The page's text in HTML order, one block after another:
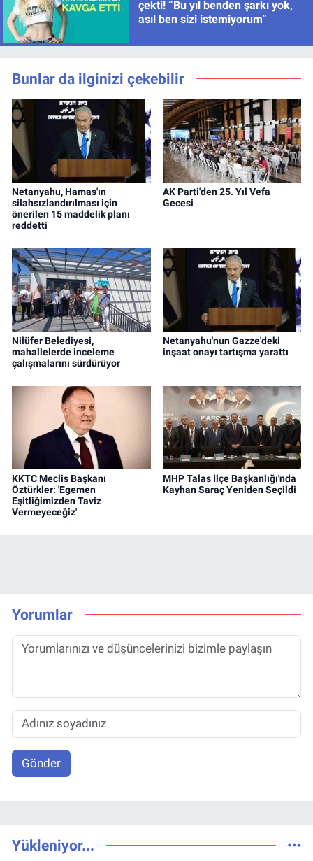
çekti! “Bu yıl benden şarkı yok,
asıl ben sizi istemiyorum”
Bunlar da ilginizi çekebilir
Netanyahu, Hamas'ın
silahsızlandırılması için
önerilen 15 maddelik planı
reddetti
AK Parti'den 25. Yıl Vefa
Gecesi
Nilüfer Belediyesi,
mahallelerde inceleme
çalışmalarını sürdürüyor
Netanyahu'nun Gazze'deki
inşaat onayı tartışma yarattı
KKTC Meclis Başkanı
Öztürkler: 'Egemen
Eşitliğimizden Taviz
Vermeyeceğiz'
MHP Talas İlçe Başkanlığı'nda
Kayhan Saraç Yeniden Seçildi
Yorumlar
Gönder
Yükleniyor...